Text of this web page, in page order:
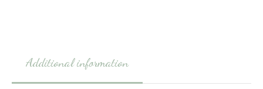
Additional information